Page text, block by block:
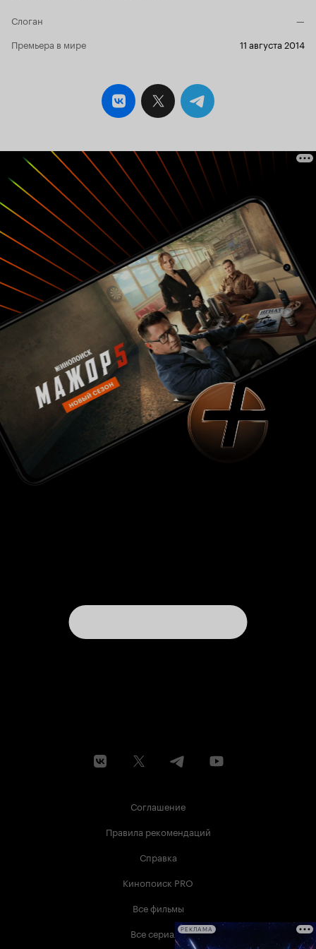
Слоган
—
Премьера в мире
11 августа 2014
Соглашение
Правила рекомендаций
Справка
Кинопоиск PRO
Все фильмы
Все сериалыРЕКЛАМА